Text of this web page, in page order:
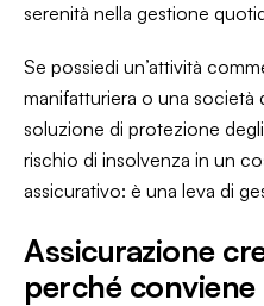
serenità nella gestione
Se possiedi un’attività
manifatturiera o una società
soluzione di protezione
rischio di insolvenza in un
assicurativo: è una leva di
Assicurazione
perché conviene